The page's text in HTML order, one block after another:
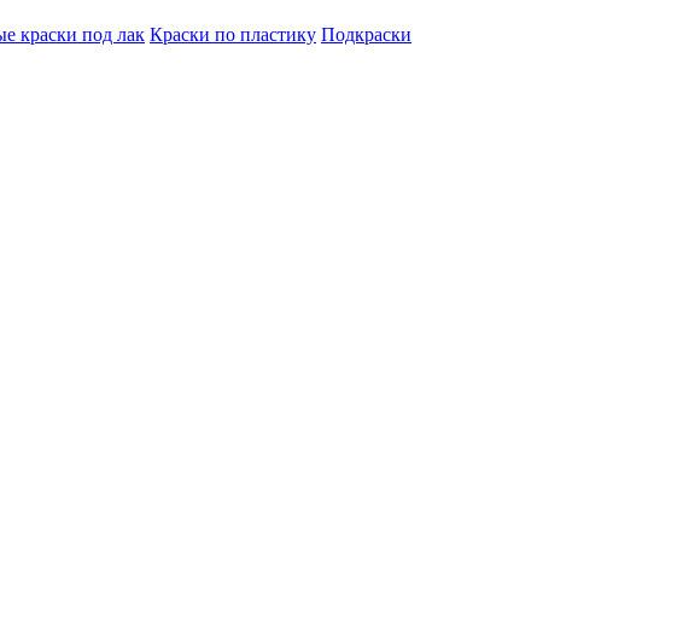
краски под лак Краски по пластику Подкраски